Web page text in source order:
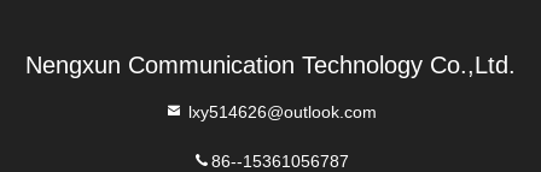
Nengxun Communication Technology Co.,Ltd.
lxy514626@outlook.com
86--15361056787